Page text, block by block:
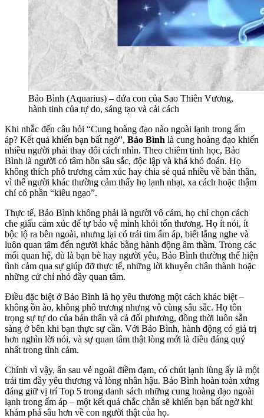
Bảo Bình (Aquarius) – đứa con của Sao Thiên Vương,
hành tinh của tự do, sáng tạo và cải cách
Khi nhắc đến câu hỏi “Cung hoàng đạo nào ngoài lạnh trong ấm
áp? Kết quả khiến bạn bất ngờ”, Bảo Bình là cung hoàng đạo khiến
nhiều người phải thay đổi cách nhìn. Theo chiêm tinh học, Bảo
Bình là người có tâm hồn sâu sắc, độc lập và khá khó đoán. Họ
không thích phô trương cảm xúc hay chia sẻ quá nhiều về bản thân,
vì thế người khác thường cảm thấy họ lạnh nhạt, xa cách hoặc thậm
chí có phần “kiêu ngạo”.
Thực tế, Bảo Bình không phải là người vô cảm, họ chỉ chọn cách
che giấu cảm xúc để tự bảo vệ mình khỏi tổn thương. Họ ít nói, ít
bộc lộ ra bên ngoài, nhưng lại có trái tim ấm áp, biết lắng nghe và
luôn quan tâm đến người khác bằng hành động âm thầm. Trong các
mối quan hệ, dù là bạn bè hay người yêu, Bảo Bình thường thể hiện
tình cảm qua sự giúp đỡ thực tế, những lời khuyên chân thành hoặc
những cử chỉ nhỏ đầy quan tâm.
Điều đặc biệt ở Bảo Bình là họ yêu thương một cách khác biệt –
không ồn ào, không phô trương nhưng vô cùng sâu sắc. Họ tôn
trọng sự tự do của bản thân và cả đối phương, đồng thời luôn sẵn
sàng ở bên khi bạn thực sự cần. Với Bảo Bình, hành động có giá trị
hơn nghìn lời nói, và sự quan tâm thật lòng mới là điều đáng quý
nhất trong tình cảm.
Chính vì vậy, ẩn sau vẻ ngoài điềm đạm, có chút lạnh lùng ấy là một
trái tim đầy yêu thương và lòng nhân hậu. Bảo Bình hoàn toàn xứng
đáng giữ vị trí Top 5 trong danh sách những cung hoàng đạo ngoài
lạnh trong ấm áp – một kết quả chắc chắn sẽ khiến bạn bất ngờ khi
khám phá sâu hơn về con người thật của họ.